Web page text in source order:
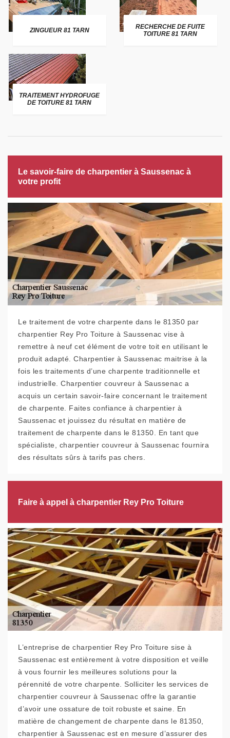
ZINGUEUR 81 TARN
RECHERCHE DE FUITE
TOITURE 81 TARN
TRAITEMENT HYDROFUGE
DE TOITURE 81 TARN
Le savoir-faire de charpentier à Saussenac à
votre profit
Le traitement de votre charpente dans le 81350 par
charpentier Rey Pro Toiture à Saussenac vise à
remettre à neuf cet élément de votre toit en utilisant le
produit adapté. Charpentier à Saussenac maitrise à la
fois les traitements d’une charpente traditionnelle et
industrielle. Charpentier couvreur à Saussenac a
acquis un certain savoir-faire concernant le traitement
de charpente. Faites confiance à charpentier à
Saussenac et jouissez du résultat en matière de
traitement de charpente dans le 81350. En tant que
spécialiste, charpentier couvreur à Saussenac fournira
des résultats sûrs à tarifs pas chers.
Faire à appel à charpentier Rey Pro Toiture
L’entreprise de charpentier Rey Pro Toiture sise à
Saussenac est entièrement à votre disposition et veille
à vous fournir les meilleures solutions pour la
pérennité de votre charpente. Solliciter les services de
charpentier couvreur à Saussenac offre la garantie
d’avoir une ossature de toit robuste et saine. En
matière de changement de charpente dans le 81350,
charpentier à Saussenac est en mesure d’assurer des